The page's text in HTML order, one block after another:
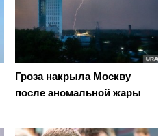
Гроза накрыла Москву
после аномальной жары